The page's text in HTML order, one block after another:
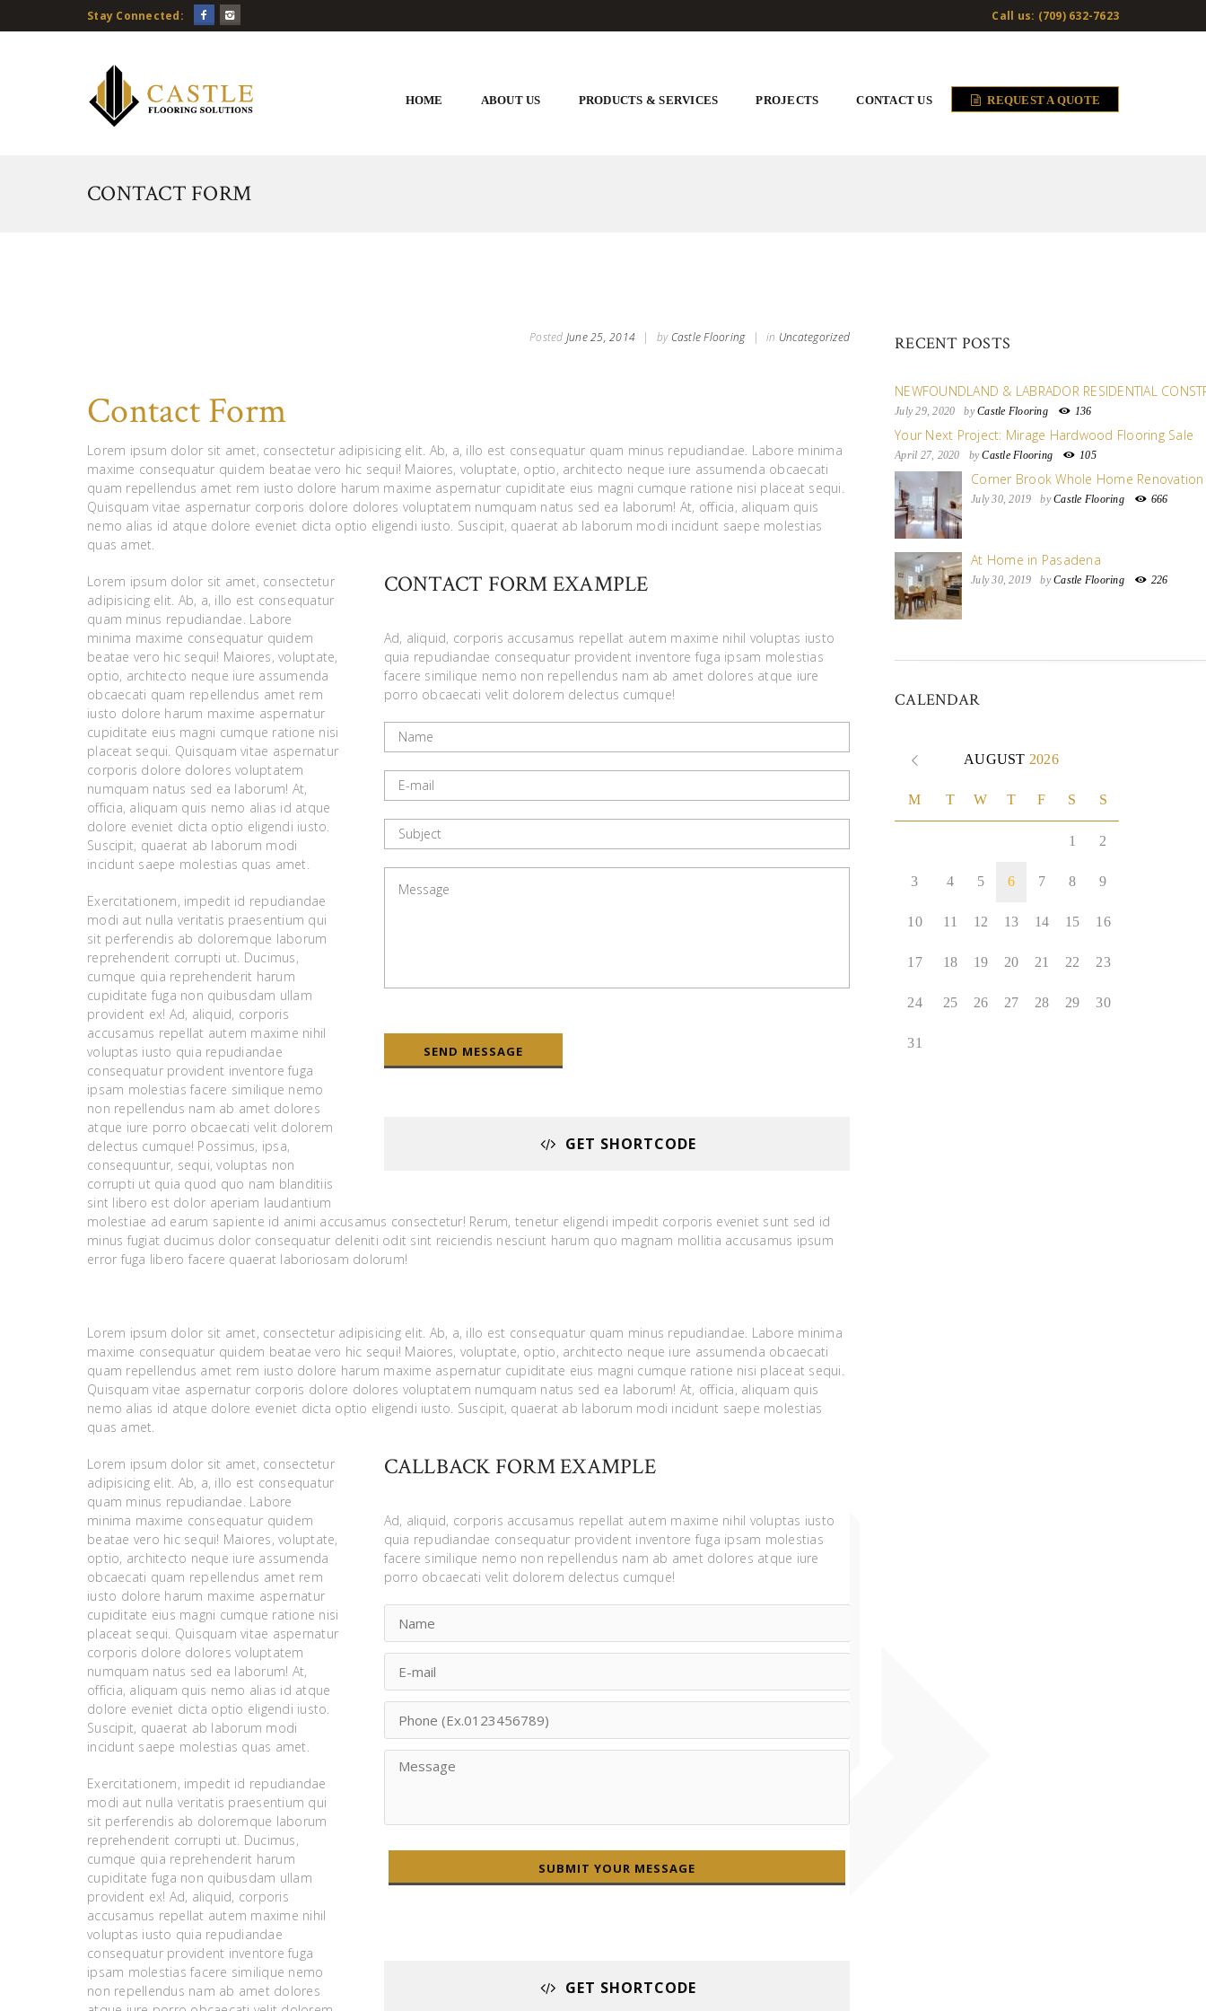
Call us: (709) 632-7623
Stay Connected:
HOME ABOUT US PRODUCTS & SERVICES PROJECTS CONTACT US REQUEST A QUOTE
CONTACT FORM
Posted June 25, 2014 | by Castle Flooring | in Uncategorized
Contact Form
Lorem ipsum dolor sit amet, consectetur adipisicing elit. Ab, a, illo est consequatur quam minus repudiandae. Labore minima
maxime consequatur quidem beatae vero hic sequi! Maiores, voluptate, optio, architecto neque iure assumenda obcaecati
quam repellendus amet rem iusto dolore harum maxime aspernatur cupiditate eius magni cumque ratione nisi placeat sequi.
Quisquam vitae aspernatur corporis dolore dolores voluptatem numquam natus sed ea laborum! At, officia, aliquam quis
nemo alias id atque dolore eveniet dicta optio eligendi iusto. Suscipit, quaerat ab laborum modi incidunt saepe molestias
quas amet.
CONTACT FORM EXAMPLE
Ad, aliquid, corporis accusamus repellat autem maxime nihil voluptas iusto
quia repudiandae consequatur provident inventore fuga ipsam molestias
facere similique nemo non repellendus nam ab amet dolores atque iure
porro obcaecati velit dolorem delectus cumque!
SEND MESSAGE
GET SHORTCODE
Lorem ipsum dolor sit amet, consectetur
adipisicing elit. Ab, a, illo est consequatur
quam minus repudiandae. Labore
minima maxime consequatur quidem
beatae vero hic sequi! Maiores, voluptate,
optio, architecto neque iure assumenda
obcaecati quam repellendus amet rem
iusto dolore harum maxime aspernatur
cupiditate eius magni cumque ratione nisi
placeat sequi. Quisquam vitae aspernatur
corporis dolore dolores voluptatem
numquam natus sed ea laborum! At,
officia, aliquam quis nemo alias id atque
dolore eveniet dicta optio eligendi iusto.
Suscipit, quaerat ab laborum modi
incidunt saepe molestias quas amet.
Exercitationem, impedit id repudiandae
modi aut nulla veritatis praesentium qui
sit perferendis ab doloremque laborum
reprehenderit corrupti ut. Ducimus,
cumque quia reprehenderit harum
cupiditate fuga non quibusdam ullam
provident ex! Ad, aliquid, corporis
accusamus repellat autem maxime nihil
voluptas iusto quia repudiandae
consequatur provident inventore fuga
ipsam molestias facere similique nemo
non repellendus nam ab amet dolores
atque iure porro obcaecati velit dolorem
delectus cumque! Possimus, ipsa,
consequuntur, sequi, voluptas non
corrupti ut quia quod quo nam blanditiis
sint libero est dolor aperiam laudantium
molestiae ad earum sapiente id animi accusamus consectetur! Rerum, tenetur eligendi impedit corporis eveniet sunt sed id
minus fugiat ducimus dolor consequatur deleniti odit sint reiciendis nesciunt harum quo magnam mollitia accusamus ipsum
error fuga libero facere quaerat laboriosam dolorum!
Lorem ipsum dolor sit amet, consectetur adipisicing elit. Ab, a, illo est consequatur quam minus repudiandae. Labore minima
maxime consequatur quidem beatae vero hic sequi! Maiores, voluptate, optio, architecto neque iure assumenda obcaecati
quam repellendus amet rem iusto dolore harum maxime aspernatur cupiditate eius magni cumque ratione nisi placeat sequi.
Quisquam vitae aspernatur corporis dolore dolores voluptatem numquam natus sed ea laborum! At, officia, aliquam quis
nemo alias id atque dolore eveniet dicta optio eligendi iusto. Suscipit, quaerat ab laborum modi incidunt saepe molestias
quas amet.
CALLBACK FORM EXAMPLE
Ad, aliquid, corporis accusamus repellat autem maxime nihil voluptas iusto
quia repudiandae consequatur provident inventore fuga ipsam molestias
facere similique nemo non repellendus nam ab amet dolores atque iure
porro obcaecati velit dolorem delectus cumque!
SUBMIT YOUR MESSAGE
GET SHORTCODE
Lorem ipsum dolor sit amet, consectetur
adipisicing elit. Ab, a, illo est consequatur
quam minus repudiandae. Labore
minima maxime consequatur quidem
beatae vero hic sequi! Maiores, voluptate,
optio, architecto neque iure assumenda
obcaecati quam repellendus amet rem
iusto dolore harum maxime aspernatur
cupiditate eius magni cumque ratione nisi
placeat sequi. Quisquam vitae aspernatur
corporis dolore dolores voluptatem
numquam natus sed ea laborum! At,
officia, aliquam quis nemo alias id atque
dolore eveniet dicta optio eligendi iusto.
Suscipit, quaerat ab laborum modi
incidunt saepe molestias quas amet.
Exercitationem, impedit id repudiandae
modi aut nulla veritatis praesentium qui
sit perferendis ab doloremque laborum
reprehenderit corrupti ut. Ducimus,
cumque quia reprehenderit harum
cupiditate fuga non quibusdam ullam
provident ex! Ad, aliquid, corporis
accusamus repellat autem maxime nihil
voluptas iusto quia repudiandae
consequatur provident inventore fuga
ipsam molestias facere similique nemo
non repellendus nam ab amet dolores
RECENT POSTS
NEWFOUNDLAND & LABRADOR RESIDENTIAL
July 29, 2020 byCastle Flooring 136
Your Next Project: Mirage Hardwood Flooring Sale
April 27, 2020 byCastle Flooring 105
Corner Brook Whole Home Renovation
July 30, 2019 byCastle Flooring 666
At Home in Pasadena
July 30, 2019 byCastle Flooring 226
CALENDAR
AUGUST 2026
M T W T F S S
1 2
3 4 5 6 7 8 9
10 11 12 13 14 15 16
17 18 19 20 21 22 23
24 25 26 27 28 29 30
31